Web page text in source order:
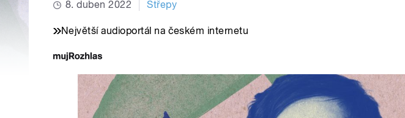
8. duben 2022 Střepy
Největší audioportál na českém internetu